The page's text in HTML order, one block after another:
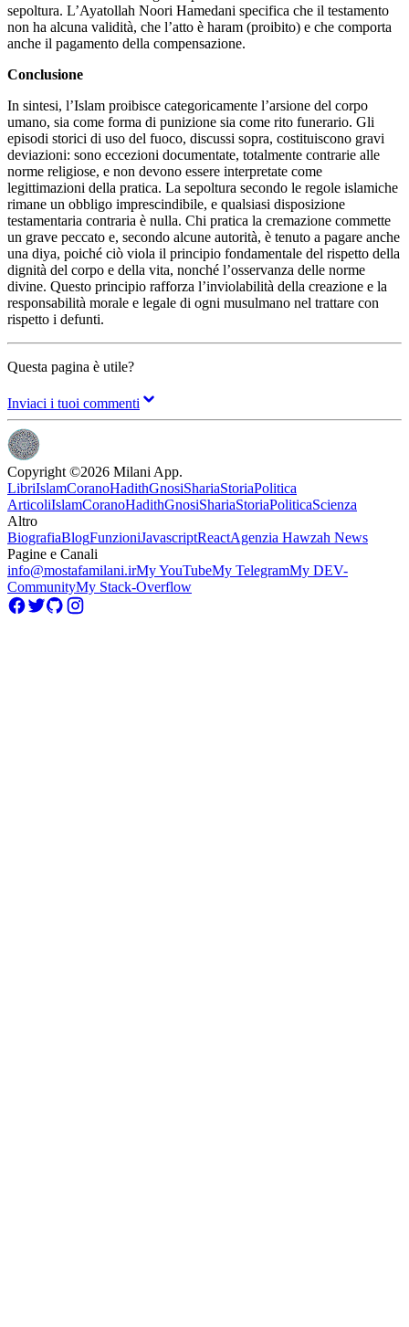
sepoltura. L’Ayatollah Noori Hamedani specifica che il testamento
non ha alcuna validità, che l’atto è haram (proibito) e che comporta
anche il pagamento della compensazione.
Conclusione
In sintesi, l’Islam proibisce categoricamente l’arsione del corpo
umano, sia come forma di punizione sia come rito funerario. Gli
episodi storici di uso del fuoco, discussi sopra, costituiscono gravi
deviazioni: sono eccezioni documentate, totalmente contrarie alle
norme religiose, e non devono essere interpretate come
legittimazioni della pratica. La sepoltura secondo le regole islamiche
rimane un obbligo imprescindibile, e qualsiasi disposizione
testamentaria contraria è nulla. Chi pratica la cremazione commette
un grave peccato e, secondo alcune autorità, è tenuto a pagare anche
una diya, poiché ciò viola il principio fondamentale del rispetto della
dignità del corpo e della vita, nonché l’osservanza delle norme
divine. Questo principio rafforza l’inviolabilità della creazione e la
responsabilità morale e legale di ogni musulmano nel trattare con
rispetto i defunti.
Questa pagina è utile?
Inviaci i tuoi commenti
Copyright ©2026 Milani App.
LibriIslamCoranoHadithGnosiShariaStoriaPolitica
ArticoliIslamCoranoHadithGnosiShariaStoriaPoliticaScienza
Altro
BiografiaBlogFunzioniJavascriptReactAgenzia Hawzah News
Pagine e Canali
info@mostafamilani.irMy YouTubeMy TelegramMy DEV-
CommunityMy Stack-Overflow